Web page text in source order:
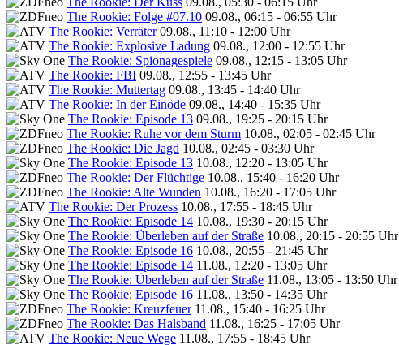
The Rookie: Folge #07.10 09.08., 06:15 - 06:55 Uhr
The Rookie: Verräter 09.08., 11:10 - 12:00 Uhr
The Rookie: Explosive Ladung 09.08., 12:00 - 12:55 Uhr
The Rookie: Spionagespiele 09.08., 12:15 - 13:05 Uhr
The Rookie: FBI 09.08., 12:55 - 13:45 Uhr
The Rookie: Muttertag 09.08., 13:45 - 14:40 Uhr
The Rookie: In der Einöde 09.08., 14:40 - 15:35 Uhr
The Rookie: Episode 13 09.08., 19:25 - 20:15 Uhr
The Rookie: Ruhe vor dem Sturm 10.08., 02:05 - 02:45 Uhr
The Rookie: Die Jagd 10.08., 02:45 - 03:30 Uhr
The Rookie: Episode 13 10.08., 12:20 - 13:05 Uhr
The Rookie: Der Flüchtige 10.08., 15:40 - 16:20 Uhr
The Rookie: Alte Wunden 10.08., 16:20 - 17:05 Uhr
The Rookie: Der Prozess 10.08., 17:55 - 18:45 Uhr
The Rookie: Episode 14 10.08., 19:30 - 20:15 Uhr
The Rookie: Überleben auf der Straße 10.08., 20:15 - 20:55 Uhr
The Rookie: Episode 16 10.08., 20:55 - 21:45 Uhr
The Rookie: Episode 14 11.08., 12:20 - 13:05 Uhr
The Rookie: Überleben auf der Straße 11.08., 13:05 - 13:50 Uhr
The Rookie: Episode 16 11.08., 13:50 - 14:35 Uhr
The Rookie: Kreuzfeuer 11.08., 15:40 - 16:25 Uhr
The Rookie: Das Halsband 11.08., 16:25 - 17:05 Uhr
The Rookie: Neue Wege 11.08., 17:55 - 18:45 Uhr